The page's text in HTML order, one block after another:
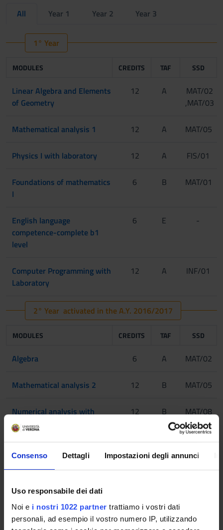
Consenso Dettagli Impostazioni degli annunci
Uso responsabile dei dati
Noi e i nostri 1022 partner trattiamo i vostri dati
personali, ad esempio il vostro numero IP, utilizzando
All Year 1 Year 2 Year 3
1° Year
MODULES CREDITS TAF SSD
Linear Algebra and Elements
of Geometry
12 A
MAT/02
,MAT/03
Mathematical analysis 1 12 A MAT/05
Physics I with laboratory 12 A FIS/01
Foundations of mathematics
I
6 B MAT/01
English language
competence-complete b1
level
6 E -
Computer Programming with
Laboratory
12 A INF/01
2° Year activated in the A.Y. 2016/2017
MODULES CREDITS TAF SSD
Algebra 6 A MAT/02
Mathematical analysis 2 12 B MAT/05
Numerical analysis with
laboratory
12 B MAT/08
One course to be chosen among the following
Physics 2 6 C FIS/01